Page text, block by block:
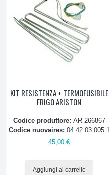
Compressori
Elettrovalvole
Filtri
Gas refrigerante
KIT RESISTENZA + TERMOFUSIBILE
FRIGO ARISTON
Codice produttore: AR 266867
Codice nuovaires: 04.42.03.005.1
45,00 €
Aggiungi al carrello